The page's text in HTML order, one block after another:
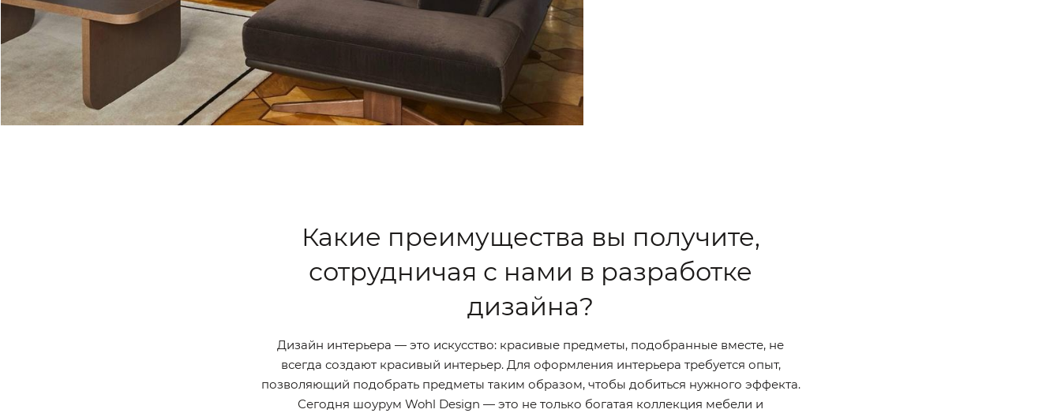
Какие преимущества вы получите,
сотрудничая с нами в разработке
дизайна?
Дизайн интерьера — это искусство: красивые предметы, подобранные вместе, не
всегда создают красивый интерьер. Для оформления интерьера требуется опыт,
позволяющий подобрать предметы таким образом, чтобы добиться нужного эффекта.
Сегодня шоурум Wohl Design — это не только богатая коллекция мебели и